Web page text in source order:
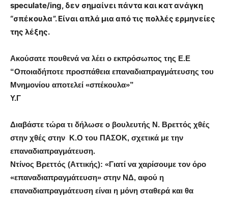
speculate/ing, δεν σημαίνει πάντα και κατ ανάγκη
“σπέκουλα”. Είναι απλά μια από τις πολλές ερμηνείες
της λέξης.
Ακούσατε πουθενά να λέει ο εκπρόσωπος της Ε.Ε
“Οποιαδήποτε προσπάθεια επαναδιαπραγμάτευσης του
Μνημονίου αποτελεί «σπέκουλα»”
Υ.Γ
Διαβάστε τώρα τι δήλωσε ο βουλευτής Ν. Βρεττός χθές
στην χθές στην Κ.Ο του ΠΑΣΟΚ, σχετικά με την
επαναδιαπραγμάτευση.
Ντίνος Βρεττός (Αττικής): «Γιατί να χαρίσουμε τον όρο
«επαναδιαπραγμάτευση» στην ΝΔ, αφού η
επαναδιαπραγμάτευση είναι η μόνη σταθερά και θα